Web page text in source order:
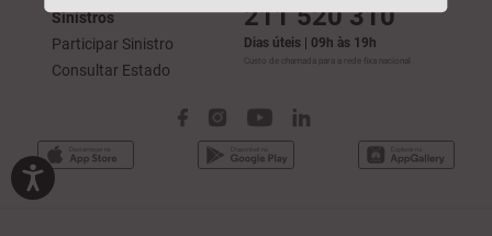
Sinistros
Participar Sinistro
Consultar Estado
211 520 310
Dias úteis | 09h às 19h
Custo de chamada para a rede fixa nacional